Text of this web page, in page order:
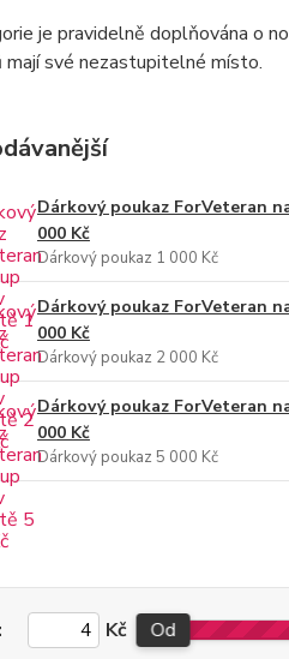
je pravidelně doplňována o
mají své nezastupitelné místo.
Dárkový poukaz ForVeteran
000 Kč
Dárkový poukaz 1 000 Kč
Dárkový poukaz ForVeteran
000 Kč
Dárkový poukaz 2 000 Kč
Dárkový poukaz ForVeteran
000 Kč
Dárkový poukaz 5 000 Kč
Kč Od